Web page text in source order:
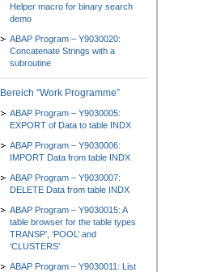
Helper macro for binary search
demo
ABAP Program – Y9030020:
Concatenate Strings with a
subroutine
Bereich “Work Programme”
ABAP Program – Y9030005:
EXPORT of Data to table INDX
ABAP Program – Y9030006:
IMPORT Data from table INDX
ABAP Program – Y9030007:
DELETE Data from table INDX
ABAP Program – Y9030015: A
table browser for the table types
TRANSP’, ‘POOL’ and
‘CLUSTERS’
ABAP Program – Y9030011: List